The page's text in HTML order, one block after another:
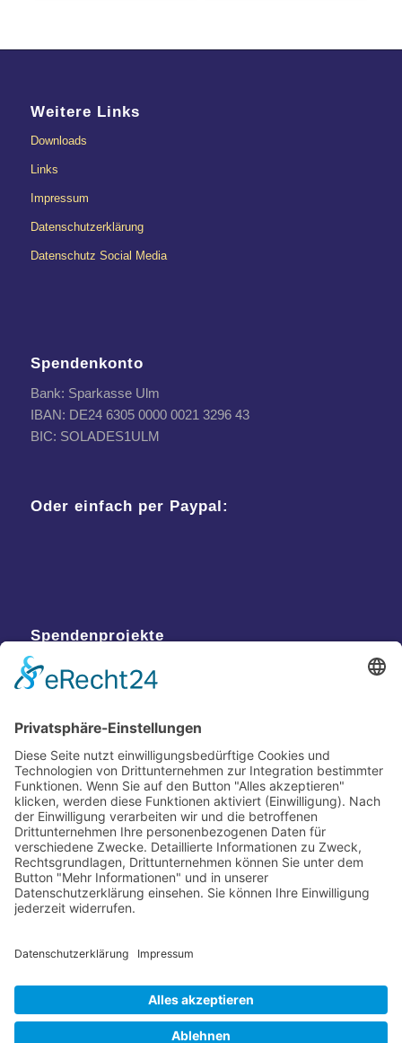
Weitere Links
Downloads
Links
Impressum
Datenschutzerklärung
Datenschutz Social Media
Spendenkonto
Bank: Sparkasse Ulm
IBAN: DE24 6305 0000 0021 3296 43
BIC: SOLADES1ULM
Oder einfach per Paypal:
Spendenprojekte
Kontakt
Postanschrift
Traumkatzen e.V.